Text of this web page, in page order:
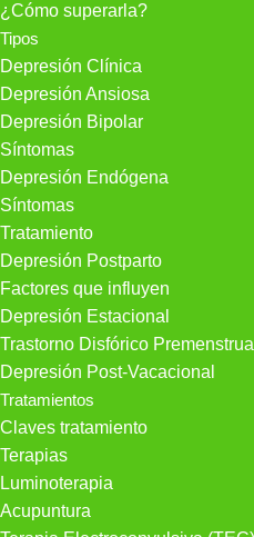
¿Cómo superarla?
Tipos
Depresión Clínica
Depresión Ansiosa
Depresión Bipolar
Síntomas
Depresión Endógena
Síntomas
Tratamiento
Depresión Postparto
Factores que influyen
Depresión Estacional
Trastorno Disfórico Premenstrual
Depresión Post-Vacacional
Tratamientos
Claves tratamiento
Terapias
Luminoterapia
Acupuntura